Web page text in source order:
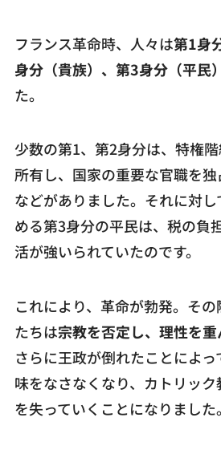
フランス革命時、人々は第1身
身分（貴族）、第3身分（平民）
た。
少数の第1、第2身分は、特権
所有し、国家の重要な官職を
などがありました。それに対
める第3身分の平民は、税の負
活が強いられていたのです。
これにより、革命が勃発。そ
たちは宗教を否定し、理性を
さらに王政が倒れたことによ
味をなさなくなり、カトリッ
を失っていくことになりました。